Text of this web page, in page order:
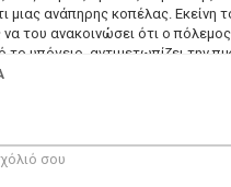
μιας ανάπηρης κοπέλας. Εκείνη
του ανακοινώσει ότι ο
υπόγειο, αντιμετωπίζει την
Κατοχή, και αυτός που
(Ντίνος) , Πέρυ
Βρασιβανόπουλος ,